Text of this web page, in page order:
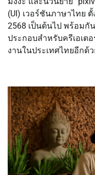
(UI) เวอร์ชันภาษาไทย
2568 เป็นต้นไป พร้อมกั
ประกอบสำหรับครีเอเต
งานในประเทศไทยอีกด้